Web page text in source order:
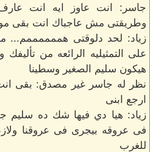
جاسر: انت عاوز ايه انت عارف
وطريقتى مش عاجباك انت بقى
زياد: لحد دلوقتى هممممممم...
على التمثيليه الرائعه من
هيكون سليم الصغير وسطينا
نظر له جاسر غير مصدق: بقى
ارجع ابنى
زياد: هيا دي فيها شك ده سليم
فى عروقه بيجرى فى عروقنا
للغرب